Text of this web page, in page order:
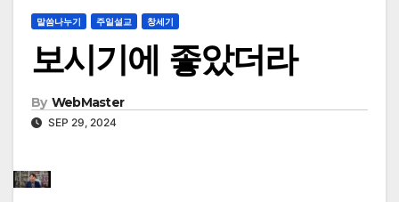
말씀나누기 주일설교 창세기
보시기에 좋았더라
By WebMaster
SEP 29, 2024